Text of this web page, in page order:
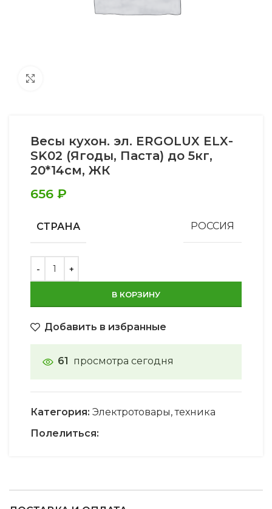
Весы кухон. эл. ERGOLUX ELX-
SK02 (Ягоды, Паста) до 5кг,
20*14см, ЖК
656 ₽
СТРАНА РОССИЯ
В КОРЗИНУ
Добавить в избранные
61 просмотра сегодня
Категория: Электротовары, техника
Полелиться: